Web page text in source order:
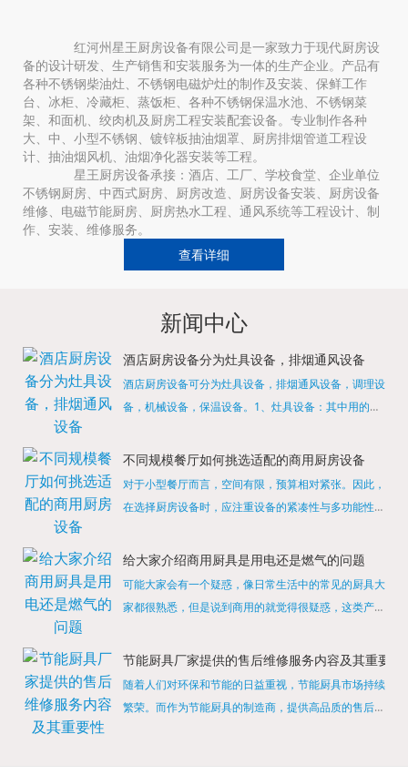
红河州星王厨房设备有限公司是一家致力于现代厨房设
备的设计研发、生产销售和安装服务为一体的生产企业。产品有
各种不锈钢柴油灶、不锈钢电磁炉灶的制作及安装、保鲜工作
台、冰柜、冷藏柜、蒸饭柜、各种不锈钢保温水池、不锈钢菜
架、和面机、绞肉机及厨房工程安装配套设备。专业制作各种
大、中、小型不锈钢、镀锌板抽油烟罩、厨房排烟管道工程设
计、抽油烟风机、油烟净化器安装等工程。
星王厨房设备承接：酒店、工厂、学校食堂、企业单位
不锈钢厨房、中西式厨房、厨房改造、厨房设备安装、厨房设备
维修、电磁节能厨房、厨房热水工程、通风系统等工程设计、制
作、安装、维修服务。
查看详细
新闻中心
酒店厨房设备分为灶具设备，排烟通风设备
酒店厨房设备可分为灶具设备，排烟通风设备，调理设
备，机械设备，保温设备。1、灶具设备：其中用的较
缺少的，经过相关检测证明的合格设备才能进行使用，
不同规模餐厅如何挑选适配的商用厨房设备
对于小型餐厅而言，空间有限，预算相对紧张。因此，
在选择厨房设备时，应注重设备的紧凑性与多功能性。
烹饪设备，既能节省空间，又能满足多样化的烹饪需
给大家介绍商用厨具是用电还是燃气的问题
可能大家会有一个疑惑，像日常生活中的常见的厨具大
家都很熟悉，但是说到商用的就觉得很疑惑，这类产品
店用的就是商用的吗?还真别说，真被大家猜对了，这
节能厨具厂家提供的售后维修服务内容及其重要性
随着人们对环保和节能的日益重视，节能厨具市场持续
繁荣。而作为节能厨具的制造商，提供高品质的售后维